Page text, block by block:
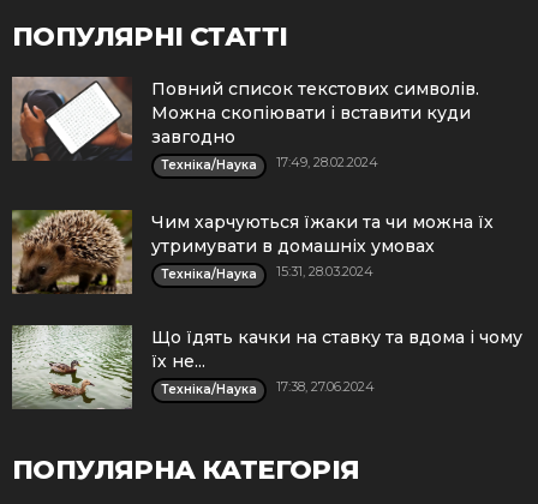
ПОПУЛЯРНІ СТАТТІ
Повний список текстових символів.
Можна скопіювати і вставити куди
завгодно
Техніка/Наука 17:49, 28.02.2024
Чим харчуються їжаки та чи можна їх
утримувати в домашніх умовах
Техніка/Наука 15:31, 28.03.2024
Що їдять качки на ставку та вдома і чому
їх не...
Техніка/Наука 17:38, 27.06.2024
ПОПУЛЯРНА КАТЕГОРІЯ